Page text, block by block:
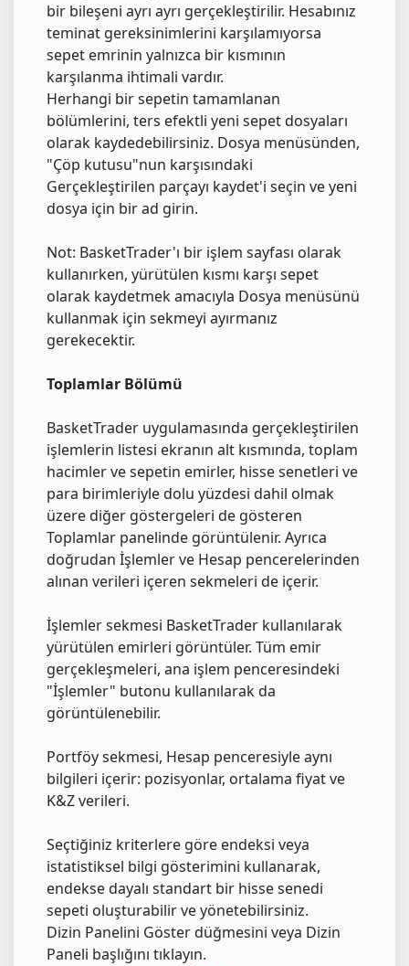
bir bileşeni ayrı ayrı gerçekleştirilir. Hesabınız
teminat gereksinimlerini karşılamıyorsa
sepet emrinin yalnızca bir kısmının
karşılanma ihtimali vardır.
Herhangi bir sepetin tamamlanan
bölümlerini, ters efektli yeni sepet dosyaları
olarak kaydedebilirsiniz. Dosya menüsünden,
"Çöp kutusu"nun karşısındaki
Gerçekleştirilen parçayı kaydet'i seçin ve yeni
dosya için bir ad girin.
Not: BasketTrader'ı bir işlem sayfası olarak
kullanırken, yürütülen kısmı karşı sepet
olarak kaydetmek amacıyla Dosya menüsünü
kullanmak için sekmeyi ayırmanız
gerekecektir.
Toplamlar Bölümü
BasketTrader uygulamasında gerçekleştirilen
işlemlerin listesi ekranın alt kısmında, toplam
hacimler ve sepetin emirler, hisse senetleri ve
para birimleriyle dolu yüzdesi dahil olmak
üzere diğer göstergeleri de gösteren
Toplamlar panelinde görüntülenir. Ayrıca
doğrudan İşlemler ve Hesap pencerelerinden
alınan verileri içeren sekmeleri de içerir.
İşlemler sekmesi BasketTrader kullanılarak
yürütülen emirleri görüntüler. Tüm emir
gerçekleşmeleri, ana işlem penceresindeki
"İşlemler" butonu kullanılarak da
görüntülenebilir.
Portföy sekmesi, Hesap penceresiyle aynı
bilgileri içerir: pozisyonlar, ortalama fiyat ve
K&Z verileri.
Seçtiğiniz kriterlere göre endeksi veya
istatistiksel bilgi gösterimini kullanarak,
endekse dayalı standart bir hisse senedi
sepeti oluşturabilir ve yönetebilirsiniz.
Dizin Panelini Göster düğmesini veya Dizin
Paneli başlığını tıklayın.